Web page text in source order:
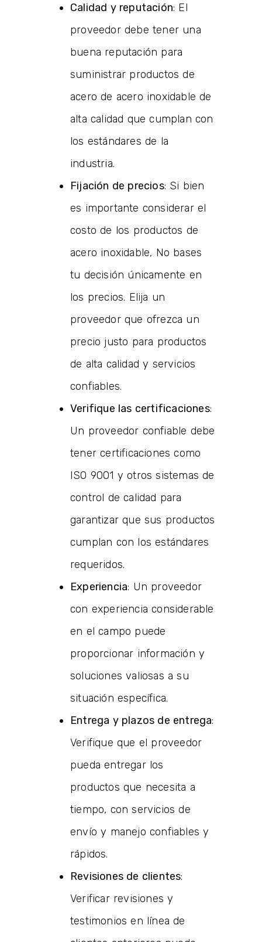
Calidad y reputación: El
proveedor debe tener una
buena reputación para
suministrar productos de
acero de acero inoxidable de
alta calidad que cumplan con
los estándares de la
industria.
Fijación de precios: Si bien
es importante considerar el
costo de los productos de
acero inoxidable, No bases
tu decisión únicamente en
los precios. Elija un
proveedor que ofrezca un
precio justo para productos
de alta calidad y servicios
confiables.
Verifique las certificaciones:
Un proveedor confiable debe
tener certificaciones como
ISO 9001 y otros sistemas de
control de calidad para
garantizar que sus productos
cumplan con los estándares
requeridos.
Experiencia: Un proveedor
con experiencia considerable
en el campo puede
proporcionar información y
soluciones valiosas a su
situación específica.
Entrega y plazos de entrega:
Verifique que el proveedor
pueda entregar los
productos que necesita a
tiempo, con servicios de
envío y manejo confiables y
rápidos.
Revisiones de clientes:
Verificar revisiones y
testimonios en línea de